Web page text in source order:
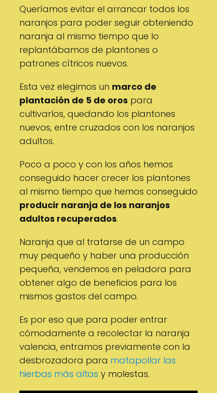
Queríamos evitar el arrancar todos los
naranjos para poder seguir obteniendo
naranja al mismo tiempo que lo
replantábamos de plantones o
patrones cítricos nuevos.
Esta vez elegimos un marco de
plantación de 5 de oros para
cultivarlos, quedando los plantones
nuevos, entre cruzados con los naranjos
adultos.
Poco a poco y con los años hemos
conseguido hacer crecer los plantones
al mismo tiempo que hemos conseguido
producir naranja de los naranjos
adultos recuperados.
Naranja que al tratarse de un campo
muy pequeño y haber una producción
pequeña, vendemos en peladora para
obtener algo de beneficios para los
mismos gastos del campo.
Es por eso que para poder entrar
cómodamente a recolectar la naranja
valencia, entramos previamente con la
desbrozadora para matapollar las
hierbas más altas y molestas.